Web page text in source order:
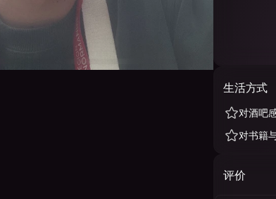
生活方式
对酒吧
对书籍
评价